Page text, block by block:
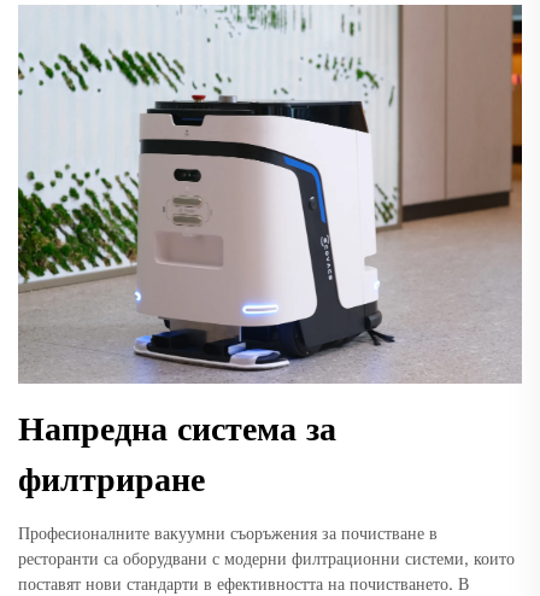
Напредна система за
филтриране
Професионалните вакуумни съоръжения за почистване в
ресторанти са оборудвани с модерни филтрационни системи, които
поставят нови стандарти в ефективността на почистването. В